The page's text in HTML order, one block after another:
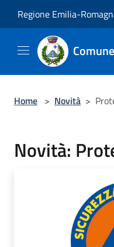
Regione Emilia-
Home > Novità >
Novità: